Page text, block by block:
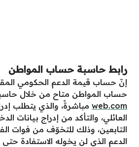
رابط حاسبة حساب المواطن
إنّ حساب قيمة الدعم الحكومي
حساب المواطن متاح من خلال
web.com مباشرةً، والذي يتطلب
العائلي، والتأكد من إدراج بيانات
التابعين، وذلك للتخوّف من فوات
الدعم الذي لن يخوله الاستفادة حتى